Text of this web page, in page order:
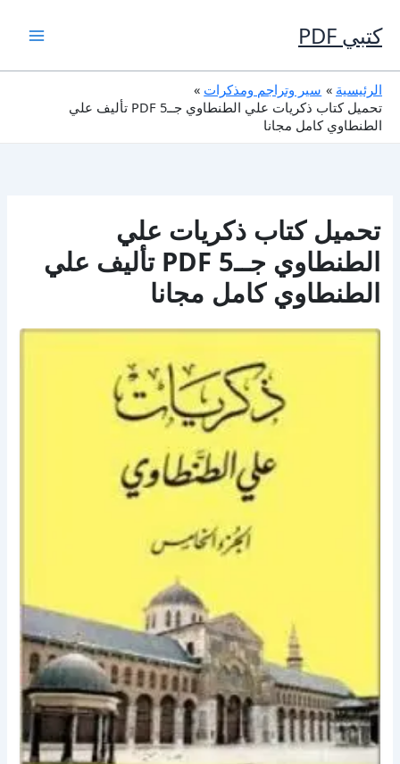
إلى
المحتوى
كتبي PDF
الرئيسية
سير وتراجم ومذكرات
تحميل كتاب ذكريات علي الطنطاوي جــ5 PDF تأليف علي
الطنطاوي كامل مجانا
تحميل كتاب ذكريات علي
الطنطاوي جــ5 PDF تأليف علي
الطنطاوي كامل مجانا